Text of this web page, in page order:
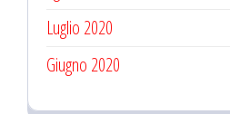
Luglio 2020
Giugno 2020